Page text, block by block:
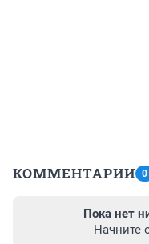
КОММЕНТАРИИ 0
Пока нет
Начните